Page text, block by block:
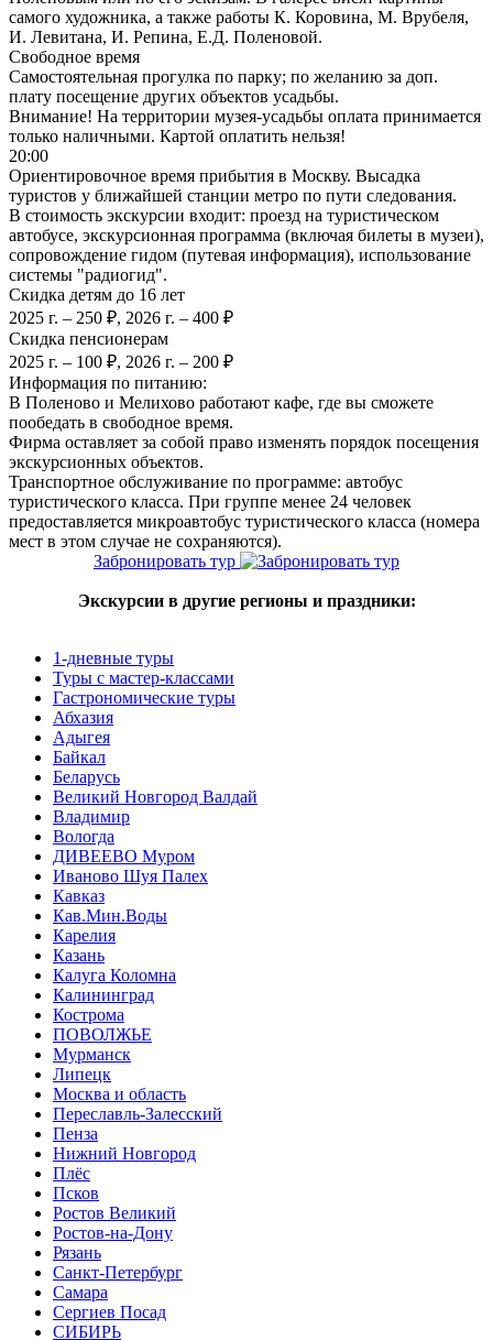
самого художника, а также работы К. Коровина, М. Врубеля,
И. Левитана, И. Репина, Е.Д. Поленовой.
Свободное время
Самостоятельная прогулка по парку; по желанию за доп.
плату посещение других объектов усадьбы.
Внимание! На территории музея-усадьбы оплата принимается
только наличными. Картой оплатить нельзя!
20:00
Ориентировочное время прибытия в Москву. Высадка
туристов у ближайшей станции метро по пути следования.
В стоимость экскурсии входит: проезд на туристическом
автобусе, экскурсионная программа (включая билеты в музеи),
сопровождение гидом (путевая информация), использование
системы "радиогид".
Скидка детям до 16 лет
2025 г. – 250 ₽, 2026 г. – 400 ₽
Скидка пенсионерам
2025 г. – 100 ₽, 2026 г. – 200 ₽
Информация по питанию:
В Поленово и Мелихово работают кафе, где вы сможете
пообедать в свободное время.
Фирма оставляет за собой право изменять порядок посещения
экскурсионных объектов.
Транспортное обслуживание по программе: автобус
туристического класса. При группе менее 24 человек
предоставляется микроавтобус туристического класса (номера
мест в этом случае не сохраняются).
Забронировать тур
Экскурсии в другие регионы и праздники:
1-дневные туры
Туры с мастер-классами
Гастрономические туры
Абхазия
Адыгея
Байкал
Беларусь
Великий Новгород Валдай
Владимир
Вологда
ДИВЕЕВО Муром
Иваново Шуя Палех
Кавказ
Кав.Мин.Воды
Карелия
Казань
Калуга Коломна
Калининград
Кострома
ПОВОЛЖЬЕ
Мурманск
Липецк
Москва и область
Переславль-Залесский
Пенза
Нижний Новгород
Плёс
Псков
Ростов Великий
Ростов-на-Дону
Рязань
Санкт-Петербург
Самара
Сергиев Посад
СИБИРЬ